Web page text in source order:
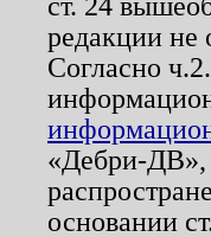
редакции не
Согласно
«Дебри-ДВ»,
основании